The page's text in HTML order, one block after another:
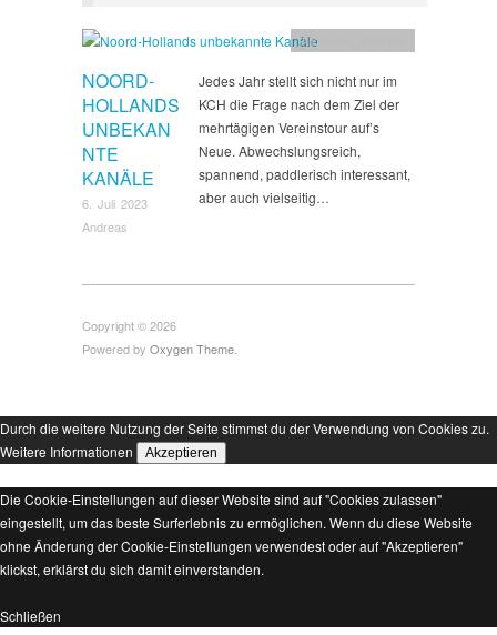
NOORD-
HOLLANDS
UNBEKAN
NTE
KANÄLE
6. Juli 2023
Andreas
Allgemein
Jedes Jahr stellt sich nicht nur im
KCH die Frage nach dem Ziel der
mehrtägigen Vereinstour auf’s
Neue. Abwechslungsreich,
spannend, paddlerisch interessant,
aber auch vielseitig…
Copyright © 2026
Powered by Oxygen Theme.
Durch die weitere Nutzung der Seite stimmst du der Verwendung von Cookies zu.
Weitere Informationen
Akzeptieren
Die Cookie-Einstellungen auf dieser Website sind auf "Cookies zulassen"
eingestellt, um das beste Surferlebnis zu ermöglichen. Wenn du diese Website
ohne Änderung der Cookie-Einstellungen verwendest oder auf "Akzeptieren"
klickst, erklärst du sich damit einverstanden.
Schließen